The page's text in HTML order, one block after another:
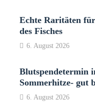
Echte Raritäten
des Fisches
6. August 2026
Blutspendetermin
Sommerhitze- gut
6. August 2026